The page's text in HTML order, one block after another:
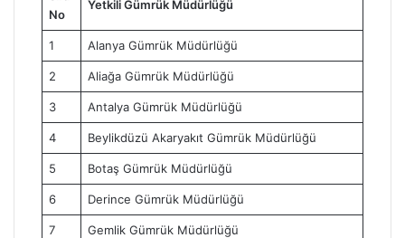
No
Yetkili Gümrük Müdürlüğü
1 Alanya Gümrük Müdürlüğü
2 Aliağa Gümrük Müdürlüğü
3 Antalya Gümrük Müdürlüğü
4 Beylikdüzü Akaryakıt Gümrük Müdürlüğü
5 Botaş Gümrük Müdürlüğü
6 Derince Gümrük Müdürlüğü
7 Gemlik Gümrük Müdürlüğü